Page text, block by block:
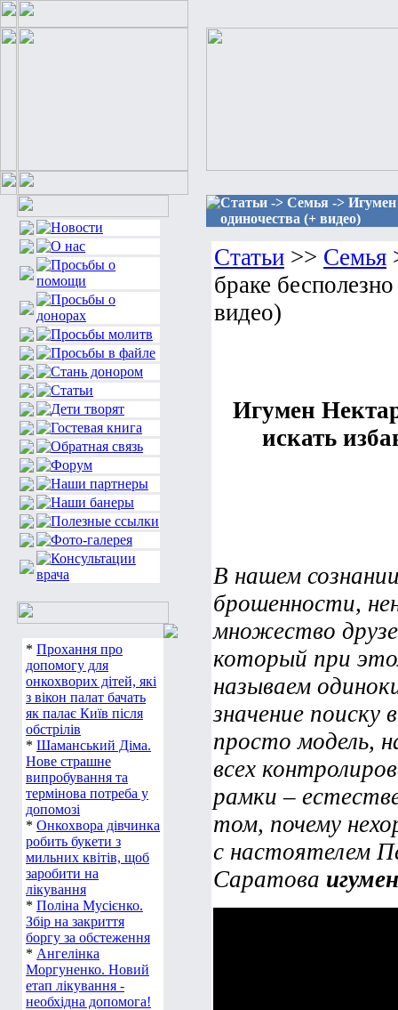
* Прохання про
допомогу для
онкохворих дітей, які
з вікон палат бачать
як палає Київ після
обстрілів
* Шаманський Діма.
Нове страшне
випробування та
термінова потреба у
допомозі
* Онкохвора дівчинка
робить букети з
мильних квітів, щоб
заробити на
лікування
* Поліна Мусієнко.
Збір на закриття
боргу за обстеження
* Ангелінка
Моргуненко. Новий
етап лікування -
необхідна допомога!
Статьи -> Семья -> Игумен
одиночества (+ видео)
Статьи >> Семья
браке
видео)
Игумен
искать
В нашем
брошенности,
множество
который при
называем
значение
просто модель,
всех
рамки –
том, почему
с настоятелем
Саратова